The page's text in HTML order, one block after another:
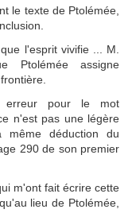
le texte de Ptolémée,
l'esprit vivifie ... M.
Ptolémée assigne
pour le mot
n'est pas une légère
même déduction du
290 de son premier
m'ont fait écrire cette
lieu de Ptolémée,